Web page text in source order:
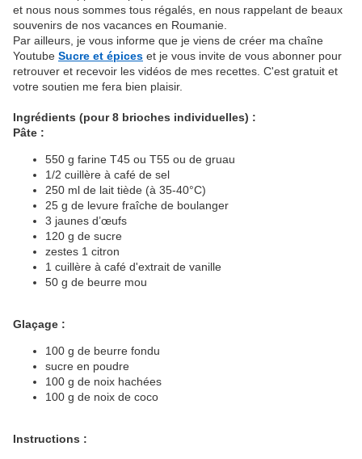
et nous nous sommes tous régalés, en nous rappelant de beaux
souvenirs de nos vacances en Roumanie.
Par ailleurs, je vous informe que je viens de créer ma chaîne
Youtube Sucre et épices et je vous invite de vous abonner pour
retrouver et recevoir les vidéos de mes recettes. C'est gratuit et
votre soutien me fera bien plaisir.
Ingrédients (pour 8 brioches individuelles) :
Pâte :
550 g farine T45 ou T55 ou de gruau
1/2 cuillère à café de sel
250 ml de lait tiède (à 35-40°C)
25 g de levure fraîche de boulanger
3 jaunes d’œufs
120 g de sucre
zestes 1 citron
1 cuillère à café d'extrait de vanille
50 g de beurre mou
Glaçage :
100 g de beurre fondu
sucre en poudre
100 g de noix hachées
100 g de noix de coco
Instructions :